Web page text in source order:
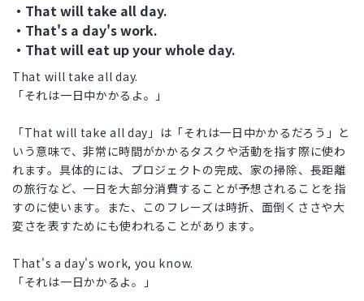
・That will take all day.
・That's a day's work.
・That will eat up your whole day.
That will take all day.
「それは一日中かかるよ。」
「That will take all day」は「それは一日中かかるだろう」と
いう意味で、非常に時間がかかるタスクや活動を指す際に使わ
れます。具体的には、プロジェクトの完成、家の掃除、長距離
の旅行など、一日を大部分消費することが予想されることを指
すのに使います。また、このフレーズは時折、面倒くささや大
変さを表すためにも使われることがあります。
That's a day's work, you know.
「それは一日かかるよ。」